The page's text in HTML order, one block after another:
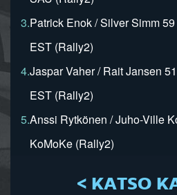
3.Patrick Enok / Silver Simm
EST (Rally2)
4.Jaspar Vaher / Rait Jansen
EST (Rally2)
5.Anssi Rytkönen / Juho-Ville
KoMoKe (Rally2)
< KATSO